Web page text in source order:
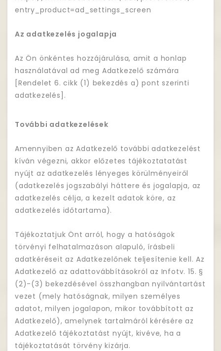
entry_product=ad_settings_screen
Az adatkezelés jogalapja
Az Ön önkéntes hozzájárulása, amit a honlap
használatával ad meg Adatkezelő számára
[Rendelet 6. cikk (1) bekezdés a) pont szerinti
adatkezelés].
További adatkezelések
Amennyiben az Adatkezelő további adatkezelést
kíván végezni, akkor előzetes tájékoztatatást
nyújt az adatkezelés lényeges körülményeiről
(adatkezelés jogszabályi háttere és jogalapja, az
adatkezelés célja, a kezelt adatok köre, az
adatkezelés időtartama).
Tájékoztatjuk Önt arról, hogy a hatóságok
törvényi felhatalmazáson alapuló, írásbeli
adatkéréseit az Adatkezelőnek teljesítenie kell. Az
Adatkezelő az adattovábbításokról az Infotv. 15. §
(2)-(3) bekezdésével összhangban nyilvántartást
vezet (mely hatóságnak, milyen személyes
adatot, milyen jogalapon, mikor továbbított az
Adatkezelő), amelynek tartalmáról kérésére az
Adatkezelő tájékoztatást nyújt, kivéve, ha a
tájékoztatását törvény kizárja.